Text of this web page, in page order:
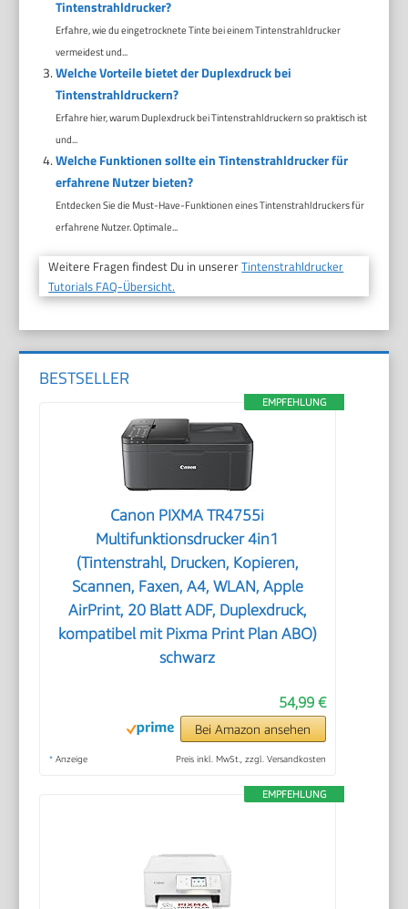
Tintenstrahldrucker?
Erfahre, wie du eingetrocknete Tinte bei einem Tintenstrahldrucker
vermeidest und...
Welche Vorteile bietet der Duplexdruck bei
Tintenstrahldruckern?
Erfahre hier, warum Duplexdruck bei Tintenstrahldruckern so praktisch ist
und...
Welche Funktionen sollte ein Tintenstrahldrucker für
erfahrene Nutzer bieten?
Entdecken Sie die Must-Have-Funktionen eines Tintenstrahldruckers für
erfahrene Nutzer. Optimale...
Weitere Fragen findest Du in unsererTintenstrahldrucker
Tutorials FAQ-Übersicht.
BESTSELLER
EMPFEHLUNG
Canon PIXMA TR4755i
Multifunktionsdrucker 4in1
(Tintenstrahl, Drucken, Kopieren,
Scannen, Faxen, A4, WLAN, Apple
AirPrint, 20 Blatt ADF, Duplexdruck,
kompatibel mit Pixma Print Plan ABO)
schwarz
54,99 €
Bei Amazon ansehen
* Anzeige Preis inkl. MwSt., zzgl. Versandkosten
EMPFEHLUNG